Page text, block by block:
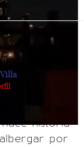
tras haber
hace historia
por